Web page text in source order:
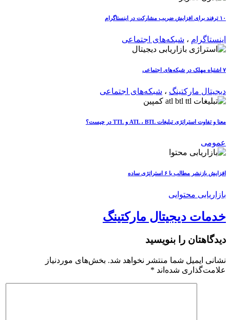
۱۰ ترفند برای افزایش ضریب مشارکت در اینستاگرام
اینستاگرام ، شبکه‌های اجتماعی
۷ اشتباه مهلک در شبکه‌های اجتماعی
دیجیتال مارکتینگ ، شبکه‌های اجتماعی
معنا و تفاوت استراتژی تبلیغات ATL ، BTL و TTL در چیست؟
عمومی
افزایش بازنشر مطالب با ۶ استراتژی ساده
بازاریابی محتوایی
خدمات دیجیتال مارکتینگ
دیدگاهتان را بنویسید
نشانی ایمیل شما منتشر نخواهد شد. بخش‌های موردنیاز
علامت‌گذاری شده‌اند *